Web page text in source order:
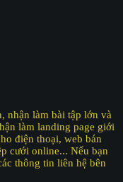
nhận làm bài tập lớn và
làm landing page giới
điện thoại, web bán
cưới online... Nếu bạn
thông tin liên hệ bên